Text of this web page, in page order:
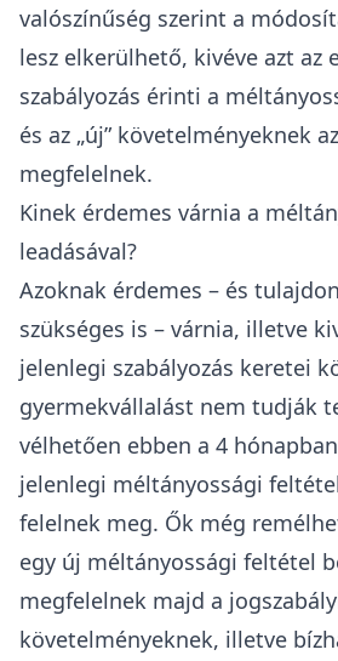
valószínűség szerint a
lesz elkerülhető, kivéve azt az
szabályozás érinti a
és az „új” követelményeknek
megfelelnek.
Kinek érdemes várnia a
leadásával?
Azoknak érdemes – és
szükséges is – várnia, illetve
jelenlegi szabályozás keretei
gyermekvállalást nem tudják
vélhetően ebben a 4
jelenlegi méltányossági
felelnek meg. Ők még
egy új méltányossági feltétel
megfelelnek majd a
követelményeknek, illetve